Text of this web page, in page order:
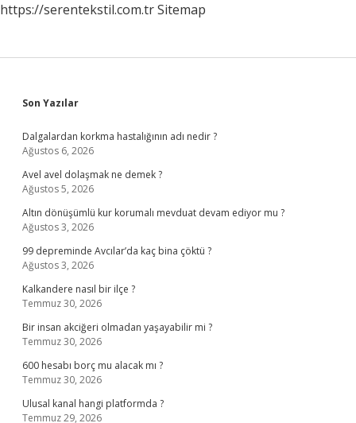
https://serentekstil.com.trSitemap
Sidebar
Son Yazılar
Dalgalardan korkma hastalığının adı nedir ?
Ağustos 6, 2026
Avel avel dolaşmak ne demek ?
Ağustos 5, 2026
Altın dönüşümlü kur korumalı mevduat devam ediyor mu ?
Ağustos 3, 2026
99 depreminde Avcılar’da kaç bina çöktü ?
Ağustos 3, 2026
Kalkandere nasıl bir ilçe ?
Temmuz 30, 2026
Bir insan akciğeri olmadan yaşayabilir mi ?
Temmuz 30, 2026
600 hesabı borç mu alacak mı ?
Temmuz 30, 2026
Ulusal kanal hangi platformda ?
Temmuz 29, 2026